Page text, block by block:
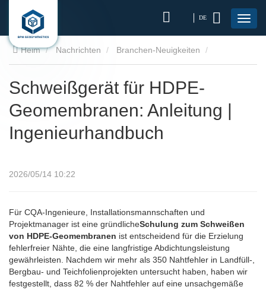
DE
Heim Nachrichten Branchen-Neuigkeiten
Ingenieurhandbuch
Schweißgerät für HDPE-
Geomembranen: Anleitung |
Ingenieurhandbuch
2026/05/14 10:22
Für CQA-Ingenieure, Installationsmannschaften und
Projektmanager ist eine gründlicheSchulung zum Schweißen
von HDPE-Geomembranen ist entscheidend für die Erzielung
fehlerfreier Nähte, die eine langfristige Abdichtungsleistung
gewährleisten. Nachdem wir mehr als 350 Nahtfehler in Landfüll-,
Bergbau- und Teichfolienprojekten untersucht haben, haben wir
festgestellt, dass 82 % der Nahtfehler auf eine unsachgemäße